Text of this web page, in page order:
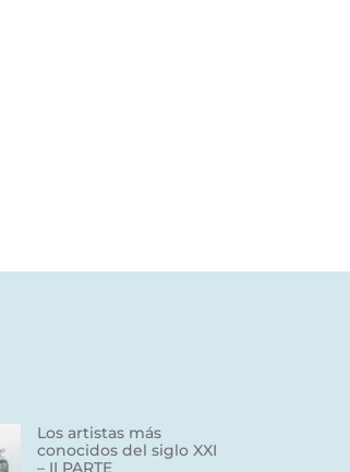
Los artistas más
conocidos del siglo XXI
– II PARTE